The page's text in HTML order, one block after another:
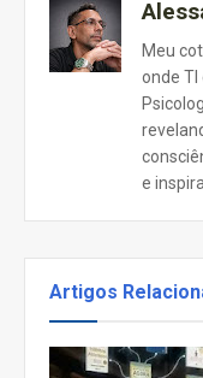
Meu
onde TI
e
Artigos